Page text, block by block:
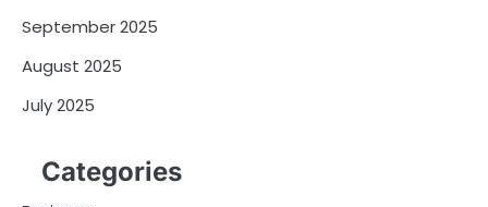
September 2025
August 2025
July 2025
Categories